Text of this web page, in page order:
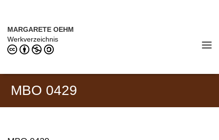
MARGARETE OEHM
Werkverzeichnis
MBO 0429